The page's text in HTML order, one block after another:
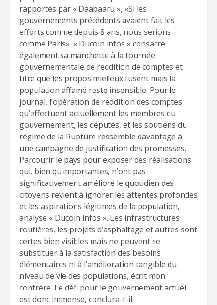
rapportés par « Daabaaru », «Si les
gouvernements précédents avaient fait les
efforts comme depuis 8 ans, nous serions
comme Paris». « Ducoin infos » consacre
également sa manchette à la tournée
gouvernementale de reddition de comptes et
titre que les propos mielleux fusent mais la
population affamé reste insensible. Pour le
journal, l’opération de reddition des comptes
qu’effectuent actuellement les membres du
gouvernement, les députés, et les soutiens du
régime de la Rupture ressemble davantage à
une campagne de justification des promesses.
Parcourir le pays pour exposer des réalisations
qui, bien qu’importantes, n’ont pas
significativement amélioré le quotidien des
citoyens revient à ignorer les attentes profondes
et les aspirations légitimes de la population,
analyse « Ducoin infos ». Les infrastructures
routières, les projets d’asphaltage et autres sont
certes bien visibles mais ne peuvent se
substituer à la satisfaction des besoins
élémentaires ni à l’amélioration tangible du
niveau de vie des populations, écrit mon
confrère. Le défi pour le gouvernement actuel
est donc immense, conclura-t-il.